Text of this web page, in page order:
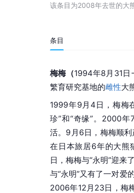
该条目为2008年去世的大
条目
梅梅（1994年8月31
繁育研究基地的雌性大
1999年9月4日，梅梅
珍”和“奇缘”。2000
活。9月6日，梅梅顺利
在日本旅居6年的大熊
日，梅梅与“永明”迎来
与“永明”又有了一对爱
2006年12月23日，梅